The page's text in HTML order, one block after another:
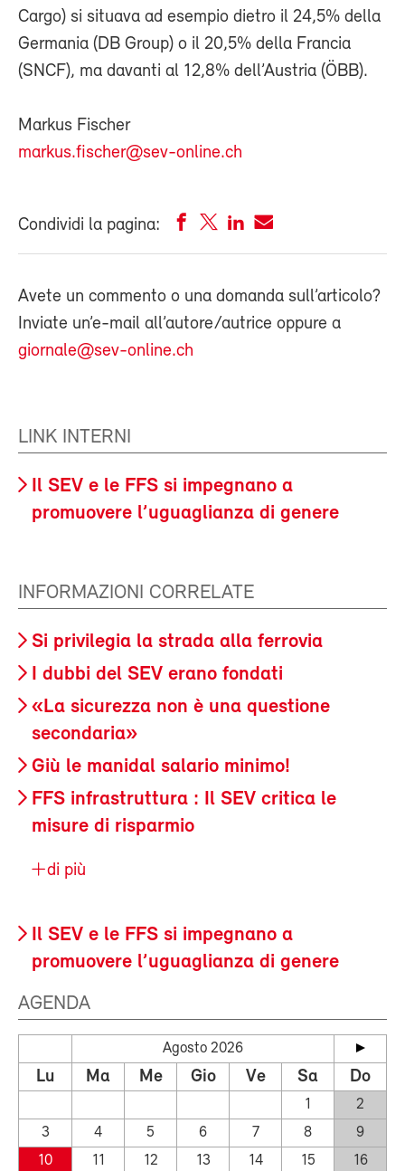
Cargo) si situava ad esempio dietro il 24,5% della
Germania (DB Group) o il 20,5% della Francia
(SNCF), ma davanti al 12,8% dell’Austria (ÖBB).
Markus Fischer
markus.fischer@sev-online.ch
Condividi la pagina:
Avete un commento o una domanda sull’articolo?
Inviate un’e-mail all’autore/autrice oppure a
giornale@sev-online.ch
LINK INTERNI
Il SEV e le FFS si impegnano a
promuovere l’uguaglianza di genere
INFORMAZIONI CORRELATE
Si privilegia la strada alla ferrovia
I dubbi del SEV erano fondati
«La sicurezza non è una questione
secondaria»
Giù le manidal salario minimo!
FFS infrastruttura : Il SEV critica le
misure di risparmio
di più
Il SEV e le FFS si impegnano a
promuovere l’uguaglianza di genere
AGENDA
Agosto 2026
Lu Ma Me Gio Ve Sa Do
1
2
3
4 5 6 7 8
9
10
11 12 13 14 15
16